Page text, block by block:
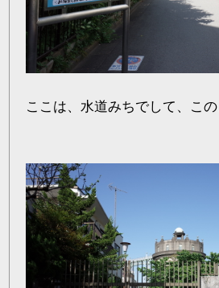
ここは、水道みちでして、この